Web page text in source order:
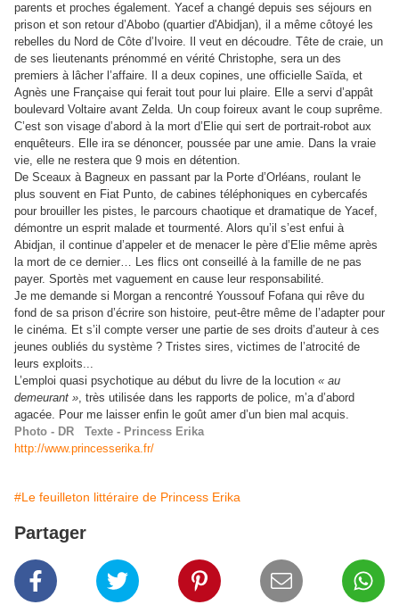
parents et proches également. Yacef a changé depuis ses séjours en
prison et son retour d’Abobo (quartier d'Abidjan), il a même côtoyé les
rebelles du Nord de Côte d’Ivoire. Il veut en découdre. Tête de craie, un
de ses lieutenants prénommé en vérité Christophe, sera un des
premiers à lâcher l’affaire. Il a deux copines, une officielle Saïda, et
Agnès une Française qui ferait tout pour lui plaire. Elle a servi d’appât
boulevard Voltaire avant Zelda. Un coup foireux avant le coup suprême.
C’est son visage d’abord à la mort d’Elie qui sert de portrait-robot aux
enquêteurs. Elle ira se dénoncer, poussée par une amie. Dans la vraie
vie, elle ne restera que 9 mois en détention.
De Sceaux à Bagneux en passant par la Porte d’Orléans, roulant le
plus souvent en Fiat Punto, de cabines téléphoniques en cybercafés
pour brouiller les pistes, le parcours chaotique et dramatique de Yacef,
démontre un esprit malade et tourmenté. Alors qu’il s’est enfui à
Abidjan, il continue d’appeler et de menacer le père d’Elie même après
la mort de ce dernier… Les flics ont conseillé à la famille de ne pas
payer. Sportès met vaguement en cause leur responsabilité.
Je me demande si Morgan a rencontré Youssouf Fofana qui rêve du
fond de sa prison d’écrire son histoire, peut-être même de l’adapter pour
le cinéma. Et s’il compte verser une partie de ses droits d’auteur à ces
jeunes oubliés du système ? Tristes sires, victimes de l’atrocité de
leurs exploits...
L’emploi quasi psychotique au début du livre de la locution « au
demeurant », très utilisée dans les rapports de police, m’a d’abord
agacée. Pour me laisser enfin le goût amer d’un bien mal acquis.
Photo - DR Texte - Princess Erika
http://www.princesserika.fr/
#Le feuilleton littéraire de Princess Erika
Partager